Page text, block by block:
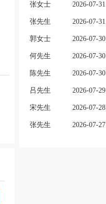
张女士 2026-07-31
张先生 2026-07-31
郭女士 2026-07-30
何先生 2026-07-30
陈先生 2026-07-30
吕先生 2026-07-29
宋先生 2026-07-28
张先生 2026-07-27